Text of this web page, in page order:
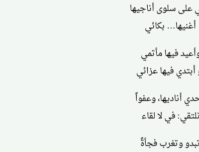
على سلوى أناجيها
أغنيها… بكائي
فيها مأتمي
أبتدي فيها عزائي
أناديها، وعفواً
نلتقي: في لا لقاء
وتغرب فجأةً